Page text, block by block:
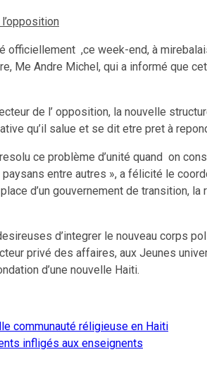
,ce week-end, à
Me Andre Michel, qui a informé que
de l’ opposition, la nouvelle
qu’il salue et se dit etre pret à
ce problème d’unité quand on
entre autres », a félicité le
d’un gouvernement de transition,
d’integrer le nouveau corps
privé des affaires, aux Jeunes
d’une nouvelle Haiti.
communauté réligieuse en Haiti
infligés aux enseignents